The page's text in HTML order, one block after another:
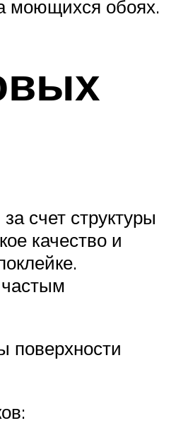
моющихся обоях.
счет структуры
качество и
поверхности